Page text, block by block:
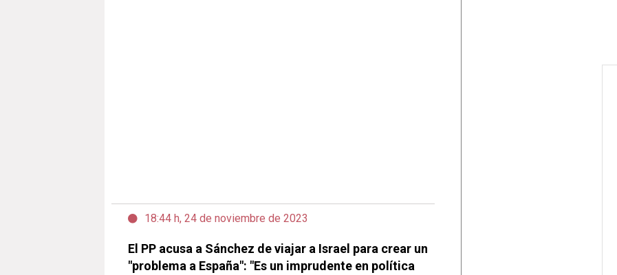
18:44 h, 24 de noviembre de 2023
El PP acusa a Sánchez de viajar a Israel para crear un
"problema a España": "Es un imprudente en política